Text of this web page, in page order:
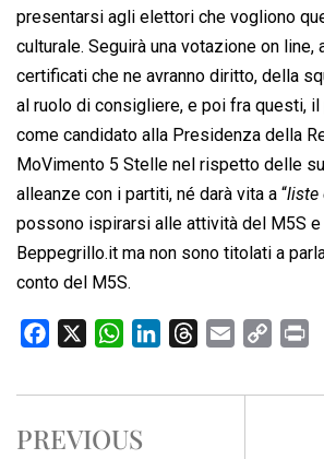
presentarsi agli elettori che vogliono
culturale. Seguirà una votazione on
certificati che ne avranno diritto, della
al ruolo di consigliere, e poi fra questi,
come candidato alla Presidenza della
MoVimento 5 Stelle nel rispetto delle
alleanze con i partiti, né darà vita a “liste
possono ispirarsi alle attività del M5S
Beppegrillo.it ma non sono titolati a
conto del M5S.
c
b
W
a
s
n
r
a
p
i
PREVIOUS